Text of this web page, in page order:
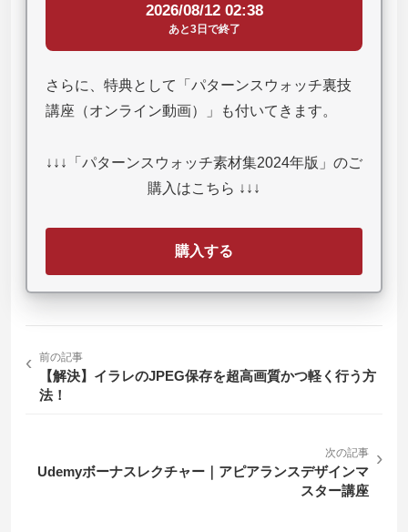
2026/08/12 02:38
あと3日で終了
さらに、特典として「パターンスウォッチ裏技
講座（オンライン動画）」も付いてきます。
↓↓↓「パターンスウォッチ素材集2024年版」のご
購入はこちら ↓↓↓
購入する
‹ 前の記事
【解決】イラレのJPEG保存を超高画質かつ軽く行う方
法！
次の記事
Udemyボーナスレクチャー｜アピアランスデザインマ
スター講座
›